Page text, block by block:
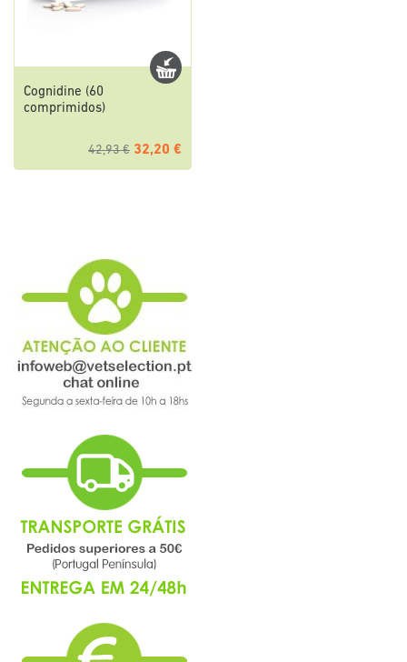
Cognidine (60
comprimidos)
42,93 € 32,20 €